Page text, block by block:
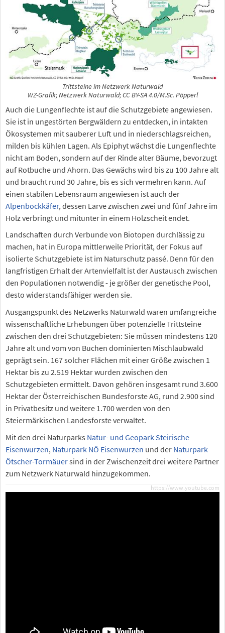
Trittsteine im Netzwerk Naturwald
WZ-Grafik; Netzwerk Naturwald; CC BY-SA 4.0/M.Sc. Pöpperl
Auch die Lungenflechte ist auf die Schutzgebiete angewiesen.
Sie ist in ungestörten Bergwäldern zu entdecken, in intakten
Ökosystemen mit sauberer Luft und in niederschlagsreichen,
milden bis kühlen Lagen. Als Epiphyt wächst die Lungenflechte
nicht am Boden, sondern auf der Rinde alter Bäume, bevorzugt
auf Rotbuche und Ahorn. Das Gewächs wird bis zu 100 Jahre alt
und braucht rund 30 Jahre, bis es sich vermehren kann. Auf
einen stabilen Lebensraum angewiesen ist auch der
Alpenbockkäfer, dessen Larve zwischen zwei und fünf Jahre im
Holz verbringt und mitunter in einem Holzscheit endet.
Landschaften durch Verbunde von Biotopen durchlässig zu
machen, hat in Europa mittlerweile Priorität, der Fokus auf
isolierte Schutzgebiete ist im Naturschutz passé. Denn für den
langfristigen Erhalt der Artenvielfalt ist der Austausch zwischen
den Populationen notwendig - je größer der genetische Pool,
desto widerstandsfähiger werden sie.
Ausgangspunkt des Netzwerks Naturwald waren umfangreiche
wissenschaftliche Erhebungen über potenzielle Trittsteine
zwischen den drei Schutzgebieten: Sie müssen mindestens 120
Jahre alt und vom von Buchen dominierten Mischlaubwald
geprägt sein. 167 solcher Flächen mit einer Größe zwischen 1
Hektar bis zu 2.519 Hektar wurden zwischen den
Schutzgebieten ermittelt. Davon gehören insgesamt rund 3.600
Hektar der Österreichischen Bundesforste AG, rund 2.900 sind
in Privatbesitz und weitere 1.700 werden von den
Steiermärkischen Landesforste verwaltet.
Mit den drei Naturparks Natur- und Geopark Steirische
Eisenwurzen, Naturpark NÖ Eisenwurzen und der Naturpark
Ötscher-Tormäuersind in der Zwischenzeit drei weitere Partner
zum Netzwerk Naturwald hinzugekommen.
https://www.youtube.com